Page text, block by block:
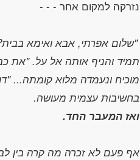
"שלום אפרתי, אבא ואימא
תמיד והניף אותה אל על. "את
מוכיח ונעמדה מלוא קומתה...
בחשיבות עצמית מעושה.
ואז המעבר החד.
אף פעם לא זכרה מה קרה בין